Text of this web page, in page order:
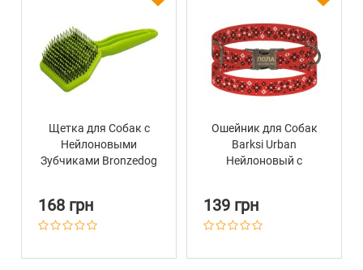
Щетка для Собак с
Нейлоновыми
Зубчиками Bronzedog
168 грн
Ошейник для Собак
Barksi Urban
Нейлоновый с
Вышиванка Красная
139 грн